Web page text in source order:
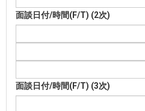
面談日付/時間(F/T) (2次)
面談日付/時間(F/T) (3次)